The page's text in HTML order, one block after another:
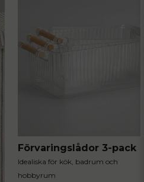
Förvaringslådor 3-pack
Idealiska för kök, badrum och
hobbyrum